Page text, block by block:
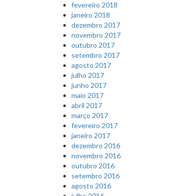
fevereiro 2018
janeiro 2018
dezembro 2017
novembro 2017
outubro 2017
setembro 2017
agosto 2017
julho 2017
junho 2017
maio 2017
abril 2017
março 2017
fevereiro 2017
janeiro 2017
dezembro 2016
novembro 2016
outubro 2016
setembro 2016
agosto 2016